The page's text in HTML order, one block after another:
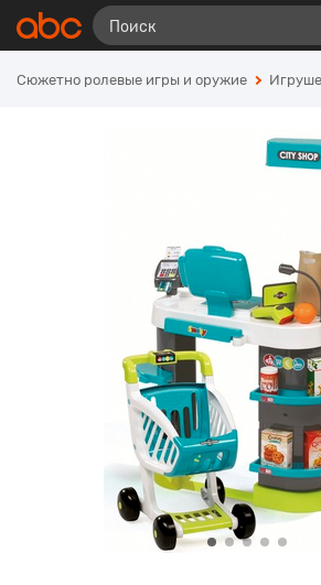
Сюжетно ролевые игры и оружие